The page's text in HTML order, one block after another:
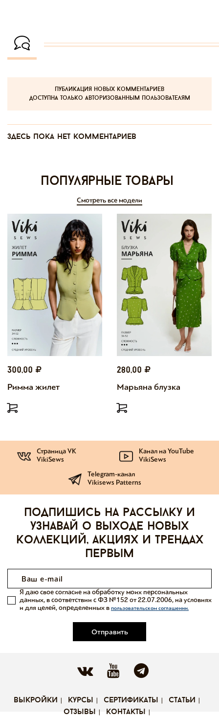
публикация новых комментариев
доступна только авторизованным пользователям
Здесь пока нет комментариев
Популярные товары
Смотреть все модели
300,00
Римма жилет
280,00
Марьяна блузка
Страница VK
VikiSews
Канал на YouTube
VikiSews
Telegram-канал
Vikisews Patterns
Подпишись на рассылку и
узнавай о выходе новых
коллекций, акциях и трендах
первым
Отправить
Я даю свое согласие на обработку моих персональных
данных, в соответствии с ФЗ №152 от 22.07.2006, на условиях
и для целей, определенных в пользовательском соглашении.
выкройки курсы сертификаты
статьи
отзывы
контакты